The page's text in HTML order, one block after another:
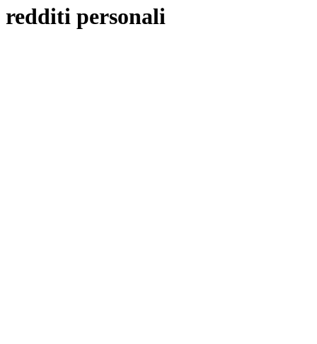
redditi personali